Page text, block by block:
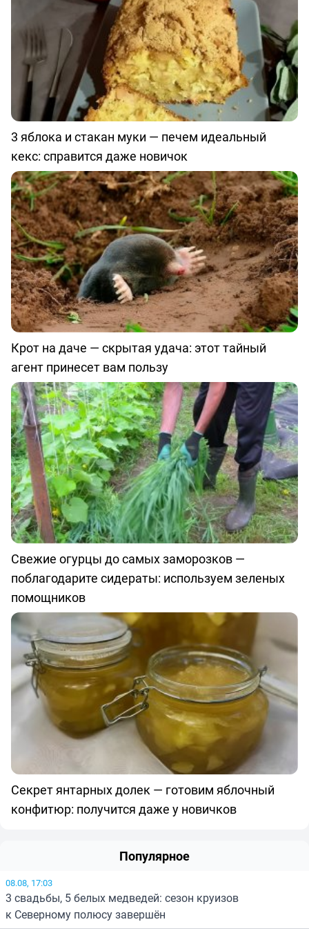
3 яблока и стакан муки — печем идеальный
кекс: справится даже новичок
Крот на даче — скрытая удача: этот тайный
агент принесет вам пользу
Свежие огурцы до самых заморозков —
поблагодарите сидераты: используем зеленых
помощников
Секрет янтарных долек — готовим яблочный
конфитюр: получится даже у новичков
Популярное
08.08, 17:03
3 свадьбы, 5 белых медведей: сезон круизов
к Северному полюсу завершён